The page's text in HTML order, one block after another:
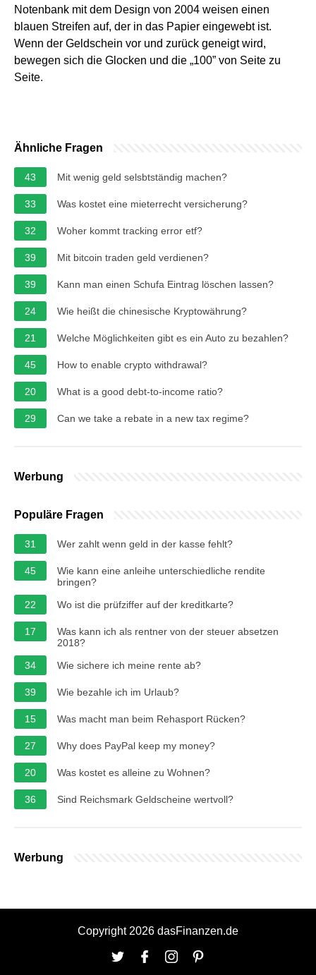
Notenbank mit dem Design von 2004 weisen einen
blauen Streifen auf, der in das Papier eingewebt ist.
Wenn der Geldschein vor und zurück geneigt wird,
bewegen sich die Glocken und die „100” von Seite zu
Seite.
Ähnliche Fragen
43 Mit wenig geld selsbtständig machen?
33 Was kostet eine mieterrecht versicherung?
32 Woher kommt tracking error etf?
39 Mit bitcoin traden geld verdienen?
39 Kann man einen Schufa Eintrag löschen lassen?
24 Wie heißt die chinesische Kryptowährung?
21 Welche Möglichkeiten gibt es ein Auto zu bezahlen?
45 How to enable crypto withdrawal?
20 What is a good debt-to-income ratio?
29 Can we take a rebate in a new tax regime?
Werbung
Populäre Fragen
31 Wer zahlt wenn geld in der kasse fehlt?
45
Wie kann eine anleihe unterschiedliche rendite
bringen?
22
Wo ist die prüfziffer auf der kreditkarte?
17
Was kann ich als rentner von der steuer absetzen
2018?
34
Wie sichere ich meine rente ab?
39 Wie bezahle ich im Urlaub?
15 Was macht man beim Rehasport Rücken?
27 Why does PayPal keep my money?
20 Was kostet es alleine zu Wohnen?
36 Sind Reichsmark Geldscheine wertvoll?
Werbung
Copyright 2026 dasFinanzen.de